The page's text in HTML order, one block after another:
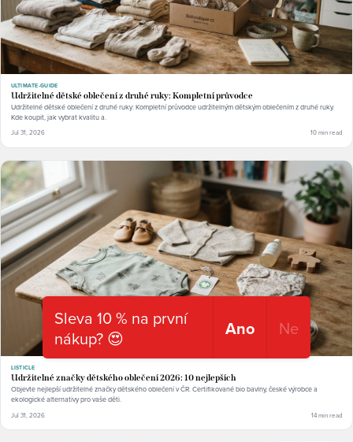
ULTIMATE-GUIDE
Udržitelné dětské oblečení z druhé ruky: Kompletní průvodce
Udržitelné dětské oblečení z druhé ruky: Kompletní průvodce udržitelným dětským oblečením z druhé ruky.
Kde koupit, jak vybrat kvalitu a.
Jul 31, 2026 10 min read
LISTICLE
Udržitelné značky dětského oblečení 2026: 10 nejlepších
Objevte nejlepší udržitelné značky dětského oblečení v ČR. Certifikované bio bavlny, české výrobce a
ekologické alternativy pro vaše děti.
Jul 31, 2026 14 min read
Sleva 10 % na první
nákup? 😍
Ano Ne